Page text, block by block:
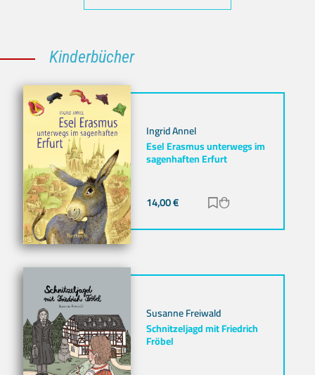
Kinderbücher
Ingrid Annel
Esel Erasmus unterwegs im
sagenhaften Erfurt
14,00€ Zur Merkliste
Susanne Freiwald
Schnitzeljagd mit Friedrich
Fröbel